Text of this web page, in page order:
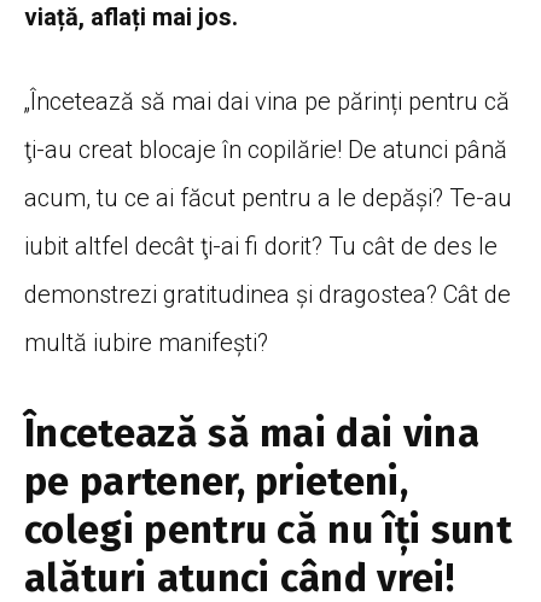
viață, aflați mai jos.
„Încetează să mai dai vina pe părinți pentru că
ţi-au creat blocaje în copilărie! De atunci până
acum, tu ce ai făcut pentru a le depăși? Te-au
iubit altfel decât ţi-ai fi dorit? Tu cât de des le
demonstrezi gratitudinea și dragostea? Cât de
multă iubire manifești?
Încetează să mai dai vina
pe partener, prieteni,
colegi pentru că nu îţi sunt
alături atunci când vrei!